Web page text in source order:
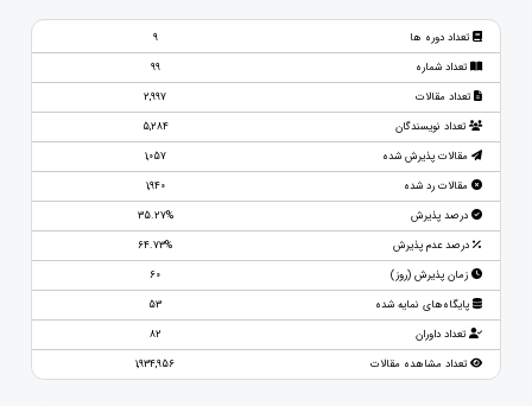
تعداد دوره ها
9
تعداد شماره
99
تعداد مقالات
2,997
تعداد نویسندگان
5,284
مقالات پذیرش شده
1,057
مقالات رد شده
1,940
درصد پذیرش
35.27%
درصد عدم پذیرش
64.73%
زمان پذیرش (روز)
60
پایگاه‌های نمایه شده
53
تعداد داوران
82
تعداد مشاهده مقالات
1,934,956